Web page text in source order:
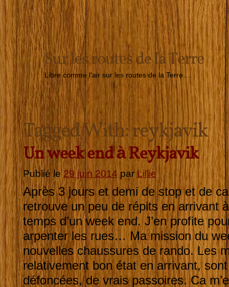
Sur les routes de la Terre
Libre comme l'air sur les routes de la Terre…
Tagged With:reykjavik
Un week end à Reykjavik
Publié le 29 juin 2014 par Lillie
Après 3 jours et demi de stop et de
retrouve un peu de répits en arrivant
temps d’un week end. J’en profite
arpenter les rues… Ma mission du
nouvelles chaussures de rando. Les
relativement bon état en arrivant,
défoncées, de vrais passoires. Ca